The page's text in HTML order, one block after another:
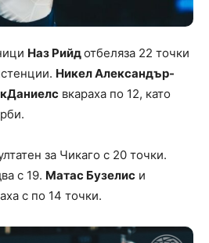
Наз Рийдотбеляза 22 точки
Никел Александър-
вкараха по 12, като
за Чикаго с 20 точки.
с 19. Матас Бузелис и
с по 14 точки.